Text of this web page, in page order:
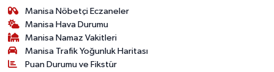
Manisa Nöbetçi Eczaneler
Manisa Hava Durumu
Manisa Namaz Vakitleri
Manisa Trafik Yoğunluk Haritası
Puan Durumu ve Fikstür